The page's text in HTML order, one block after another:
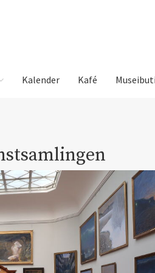
Kalender Kafé